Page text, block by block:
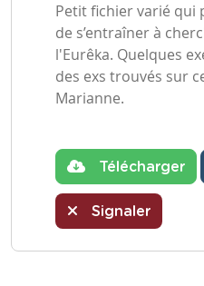
Petit fichier varié qui
de s’entraîner à
l'Eurêka. Quelques
des exs trouvés sur
Marianne.
Télécharger
Signaler